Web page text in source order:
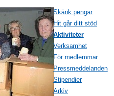
Skänk pengar
Hit går ditt stöd
Aktiviteter
Verksamhet
För medlemmar
Pressmeddelanden
Stipendier
Arkiv